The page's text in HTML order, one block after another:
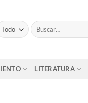
Buscar
por:
LITERATURA